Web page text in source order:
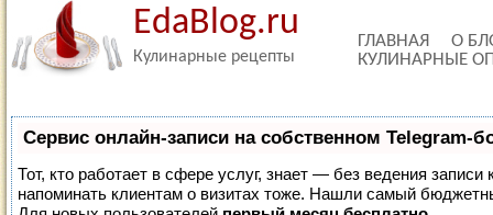
EdaBlog.ru
Кулинарные рецепты
ГЛАВНАЯ
О
КУЛИНАРНЫЕ
Сервис онлайн-записи на собственном Telegram-
Тот, кто работает в сфере услуг, знает — без ведения
напоминать клиентам о визитах тоже. Нашли самый